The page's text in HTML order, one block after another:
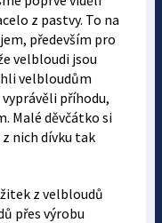
z pastvy. To na
především pro
velbloudi jsou
velbloudům
příhodu,
Malé děvčátko si
nich dívku tak
z velbloudů
přes výrobu